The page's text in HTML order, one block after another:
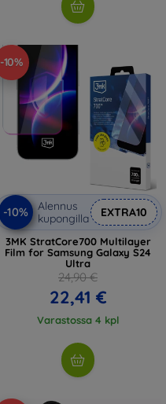
-10%
-10%
Alennus
kupongilla
EXTRA10
3MK StratCore700 Multilayer
Film for Samsung Galaxy S24
Ultra
24,90 €
22,41 €
Varastossa 4 kpl